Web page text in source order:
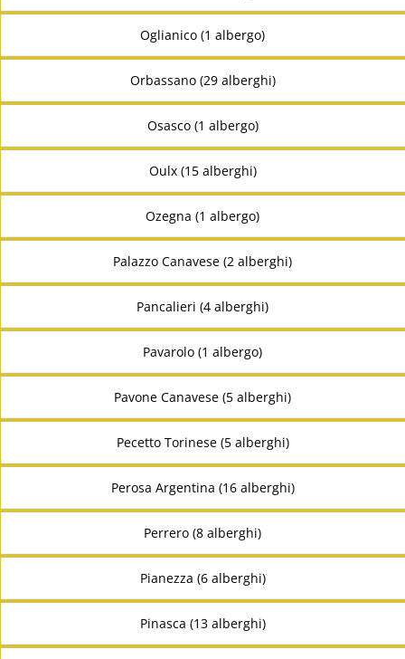
Oglianico (1 albergo)
Orbassano (29 alberghi)
Osasco (1 albergo)
Oulx (15 alberghi)
Ozegna (1 albergo)
Palazzo Canavese (2 alberghi)
Pancalieri (4 alberghi)
Pavarolo (1 albergo)
Pavone Canavese (5 alberghi)
Pecetto Torinese (5 alberghi)
Perosa Argentina (16 alberghi)
Perrero (8 alberghi)
Pianezza (6 alberghi)
Pinasca (13 alberghi)